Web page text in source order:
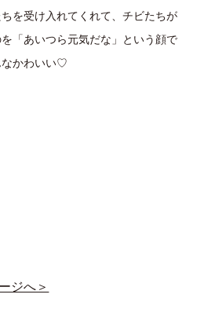
を受け入れてくれて、チビたちが
「あいつら元気だな」という顔で
なかわいい♡
ジへ＞